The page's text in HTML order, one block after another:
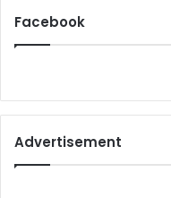
Facebook
Advertisement